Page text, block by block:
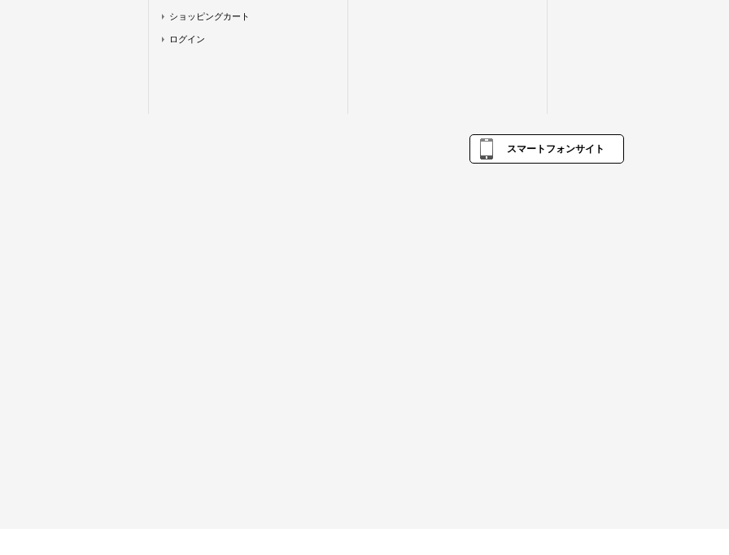
ショッピングカート
ログイン
スマートフォンサイト